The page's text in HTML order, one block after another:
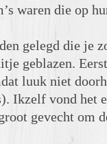
waren die op
gelegd die
geblazen.
luuk niet
Ikzelf vond het
gevecht om